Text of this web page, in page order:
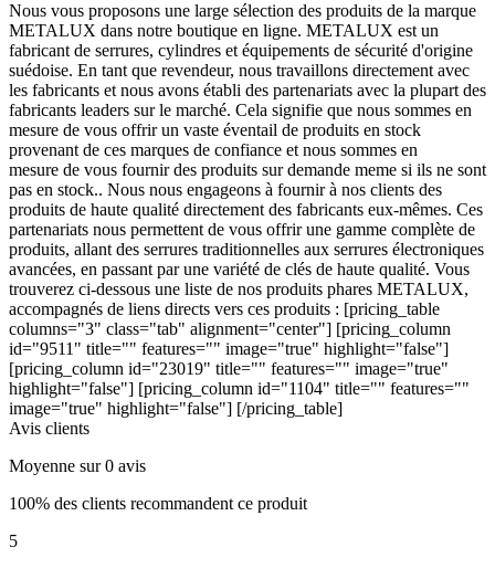
Nous vous proposons une large sélection des produits de la marque
METALUX dans notre boutique en ligne. METALUX est un
fabricant de serrures, cylindres et équipements de sécurité d'origine
suédoise. En tant que revendeur, nous travaillons directement avec
les fabricants et nous avons établi des partenariats avec la plupart des
fabricants leaders sur le marché. Cela signifie que nous sommes en
mesure de vous offrir un vaste éventail de produits en stock
provenant de ces marques de confiance et nous sommes en
mesure de vous fournir des produits sur demande meme si ils ne sont
pas en stock.. Nous nous engageons à fournir à nos clients des
produits de haute qualité directement des fabricants eux-mêmes. Ces
partenariats nous permettent de vous offrir une gamme complète de
produits, allant des serrures traditionnelles aux serrures électroniques
avancées, en passant par une variété de clés de haute qualité. Vous
trouverez ci-dessous une liste de nos produits phares METALUX,
accompagnés de liens directs vers ces produits : [pricing_table
columns="3" class="tab" alignment="center"] [pricing_column
id="9511" title="" features="" image="true" highlight="false"]
[pricing_column id="23019" title="" features="" image="true"
highlight="false"] [pricing_column id="1104" title="" features=""
image="true" highlight="false"] [/pricing_table]
Avis clients
Moyenne sur 0 avis
100% des clients recommandent ce produit
5